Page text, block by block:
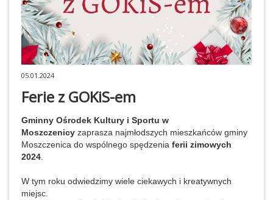
05.01.2024
Ferie z GOKiS-em
Gminny Ośrodek Kultury i Sportu w
Moszczenicy zaprasza najmłodszych mieszkańców gminy
Moszczenica do wspólnego spędzenia ferii zimowych
2024
W tym roku odwiedzimy wiele ciekawych i kreatywnych
miejsc.